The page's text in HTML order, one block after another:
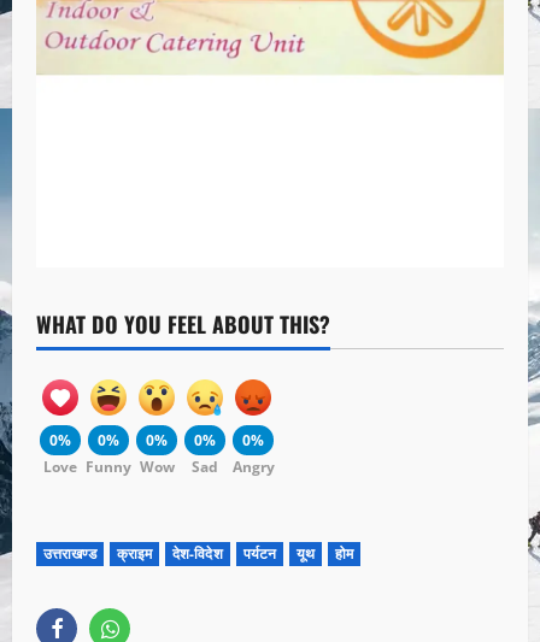
WHAT DO YOU FEEL ABOUT THIS?
0%
Love
0%
Funny
0%
Wow
0%
Sad
0%
Angry
उत्तराखण्ड क्राइम देश-विदेश पर्यटन यूथ होम